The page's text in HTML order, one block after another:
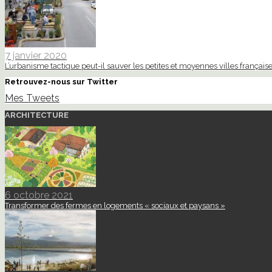
7 janvier 2020
L’urbanisme tactique peut-il sauver les petites et moyennes villes
Retrouvez-nous sur Twitter
Mes Tweets
ARCHITECTURE
6 octobre 2021
Transformer des fermes en logements « sociaux et paysans »